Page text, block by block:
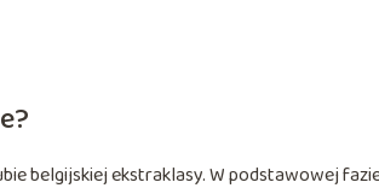
belgijskiej ekstraklasy. W podstawowej